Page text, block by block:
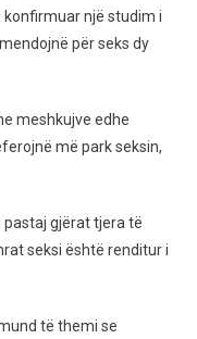
Seks?
Është
konfirmuar një studim i
për seks dy
meshkujve edhe
më park seksin,
pastaj gjërat tjera të
seksi është renditur i
të themi se